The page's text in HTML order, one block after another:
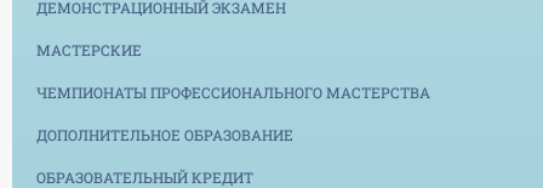
ДЕМОНСТРАЦИОННЫЙ ЭКЗАМЕН
МАСТЕРСКИЕ
ЧЕМПИОНАТЫ ПРОФЕССИОНАЛЬНОГО МАСТЕРСТВА
ДОПОЛНИТЕЛЬНОЕ ОБРАЗОВАНИЕ
ОБРАЗОВАТЕЛЬНЫЙ КРЕДИТ